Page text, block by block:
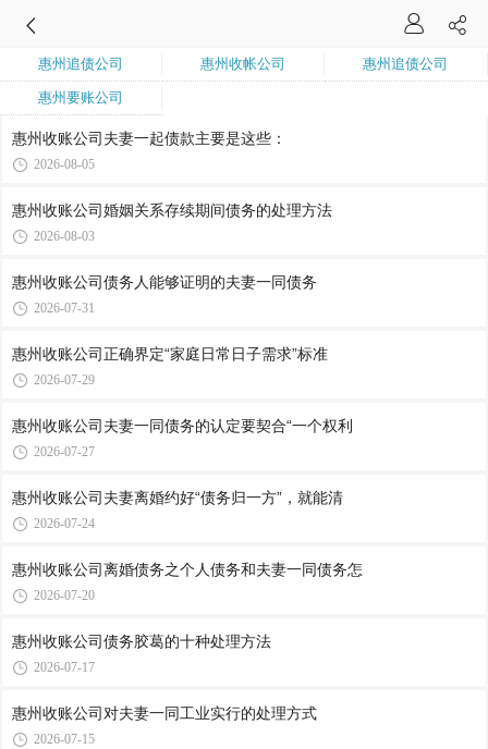
惠州追债公司 惠州收帐公司 惠州追债公司
惠州要账公司
惠州收账公司​夫妻一起债款主要是这些：
2026-08-05
惠州收账公司​婚姻关系存续期间债务的处理方法
2026-08-03
惠州收账公司​债务人能够证明的夫妻一同债务
2026-07-31
惠州收账公司​正确界定“家庭日常日子需求”标准
2026-07-29
惠州收账公司​夫妻一同债务的认定要契合“一个权利
2026-07-27
惠州收账公司​夫妻离婚约好“债务归一方”，就能清
2026-07-24
惠州收账公司​离婚债务之个人债务和夫妻一同债务怎
2026-07-20
惠州收账公司​债务胶葛的十种处理方法
2026-07-17
惠州收账公司​对夫妻一同工业实行的处理方式
2026-07-15